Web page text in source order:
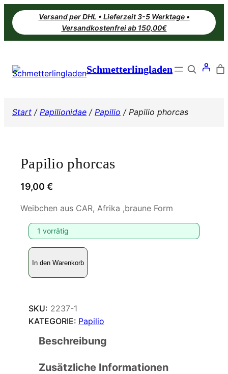
Zum
Inhalt
springen
Versand per DHL • Lieferzeit 3-5 Werktage •
Versandkostenfrei ab 150,00€
Schmetterlingladen Search
Start / Papilionidae / Papilio / Papilio phorcas
Papilio phorcas
19,00 €
Weibchen aus CAR, Afrika ,braune Form
1 vorrätig
P
p
l
i
In den Warenkorb
SKU: 2237-1
KATEGORIE: Papilio
Beschreibung
Zusätzliche Informationen